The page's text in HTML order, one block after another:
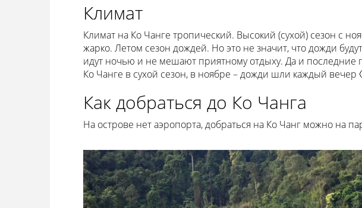
Климат
Климат на Ко Чанге тропический. Высокий (сухой) сезон с
жарко. Летом сезон дождей. Но это не значит, что дожди
идут ночью и не мешают приятному отдыху. Да и последние
Ко Чанге в сухой сезон, в ноябре – дожди шли каждый вечер
Как добраться до Ко Чанга
На острове нет аэропорта, добраться на Ко Чанг можно на